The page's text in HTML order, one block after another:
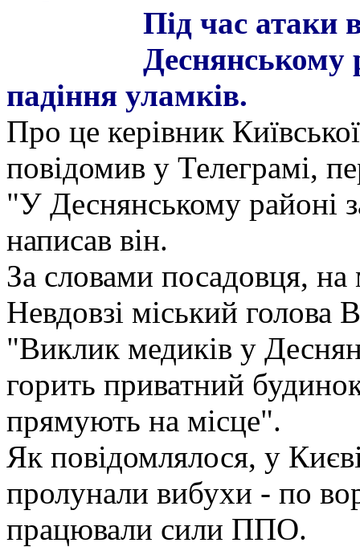
Під час атаки
Деснянському
падіння уламків.
Про це керівник
повідомив у Телеграмі,
"У Деснянському районі
написав він.
За словами посадовця,
Невдовзі міський голова
"Виклик медиків у
горить приватний
прямують на місце".
Як повідомлялося, у
пролунали вибухи - по
працювали сили ППО.